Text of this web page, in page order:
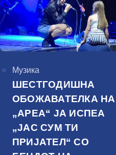
КАтегорија
Музика
ШЕСТГОДИШНА
ОБОЖАВАТЕЛКА НА
„АРЕА“ ЈА ИСПЕА
„ЈАС СУМ ТИ
ПРИЈАТЕЛ“ СО